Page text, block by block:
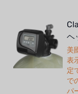
ヘ
美
表
定
で
パ